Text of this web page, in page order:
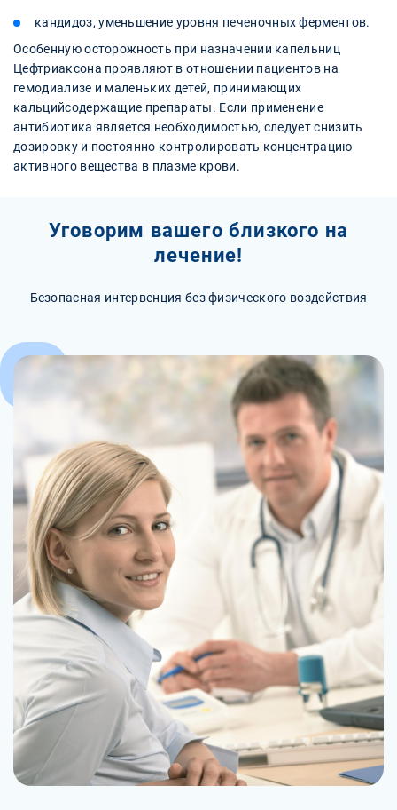
кандидоз, уменьшение уровня печеночных ферментов.
Особенную осторожность при назначении капельниц
Цефтриаксона проявляют в отношении пациентов на
гемодиализе и маленьких детей, принимающих
кальцийсодержащие препараты. Если применение
антибиотика является необходимостью, следует снизить
дозировку и постоянно контролировать концентрацию
активного вещества в плазме крови.
Уговорим вашего близкого на
лечение!
Безопасная интервенция без физического воздействия